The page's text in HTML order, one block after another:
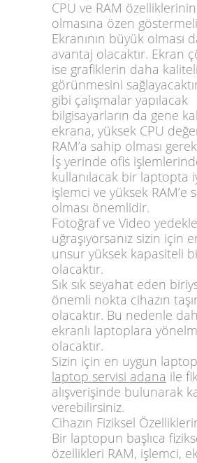
CPU ve RAM
olmasına özen
Ekranının büyük olması
avantaj olacaktır. Ekran
ise grafiklerin daha kaliteli
görünmesini
gibi çalışmalar yapılacak
bilgisayarların da gene
ekrana, yüksek CPU
RAM’a sahip olması
İş yerinde ofis
kullanılacak bir laptopta
işlemci ve yüksek RAM’e
olması önemlidir.
Fotoğraf ve Video
uğraşıyorsanız sizin için
unsur yüksek kapasiteli
olacaktır.
Sık sık seyahat eden
önemli nokta cihazın
olacaktır. Bu nedenle
ekranlı laptoplara
olacaktır.
Sizin için en uygun
laptop servisi adana ile
alışverişinde bulunarak
verebilirsiniz.
Cihazın Fiziksel
Bir laptopun başlıca
özellikleri RAM, işlemci,